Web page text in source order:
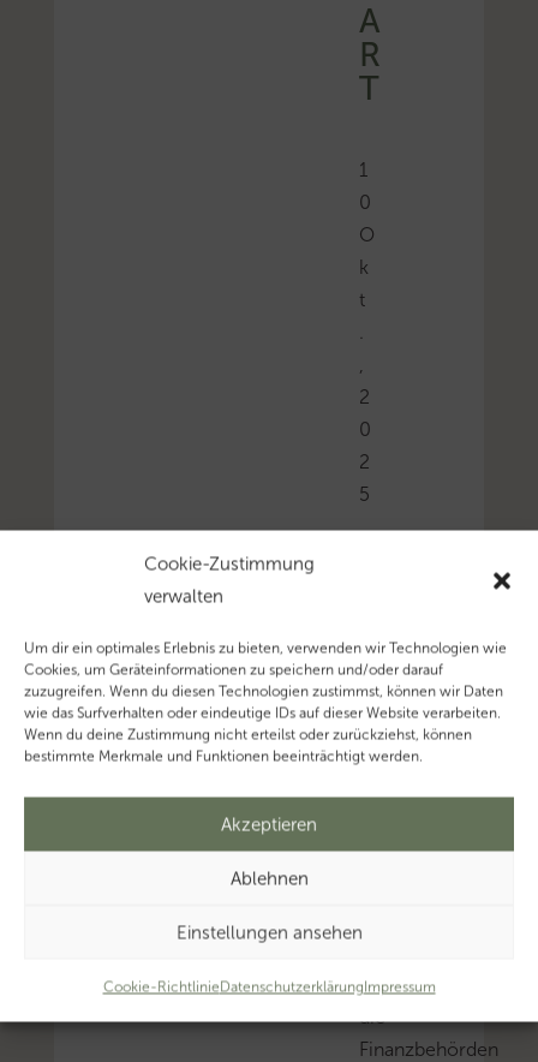
Cookie-Zustimmung
verwalten
Um dir ein optimales Erlebnis zu bieten, verwenden wir Technologien wie
Cookies, um Geräteinformationen zu speichern und/oder darauf
zuzugreifen. Wenn du diesen Technologien zustimmst, können wir Daten
wie das Surfverhalten oder eindeutige IDs auf dieser Website verarbeiten.
Wenn du deine Zustimmung nicht erteilst oder zurückziehst, können
bestimmte Merkmale und Funktionen beeinträchtigt werden.
Akzeptieren
Ablehnen
Einstellungen ansehen
Cookie-RichtlinieDatenschutzerklärungImpressum
A
R
T
1
0
O
k
t
.
,
2
0
2
5
ist
aufzuheben
oder
zu
von
an
die
Finanzbehörden